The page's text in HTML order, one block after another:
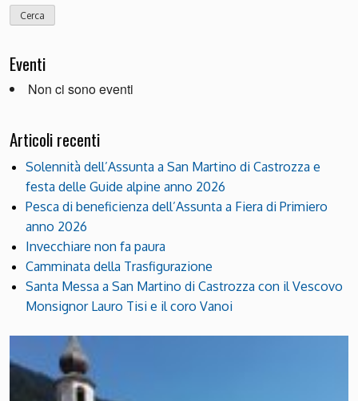
Eventi
Non ci sono eventi
Articoli recenti
Solennità dell’Assunta a San Martino di Castrozza e
festa delle Guide alpine anno 2026
Pesca di beneficienza dell’Assunta a Fiera di Primiero
anno 2026
Invecchiare non fa paura
Camminata della Trasfigurazione
Santa Messa a San Martino di Castrozza con il Vescovo
Monsignor Lauro Tisi e il coro Vanoi